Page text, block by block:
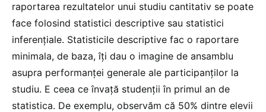
raportarea rezultatelor unui studiu cantitativ se poate
face folosind statistici descriptive sau statistici
inferențiale. Statisticile descriptive fac o raportare
minimala, de baza, îți dau o imagine de ansamblu
asupra performanței generale ale participanților la
studiu. E ceea ce învață studenții în primul an de
statistica. De exemplu, observăm că 50% dintre elevii